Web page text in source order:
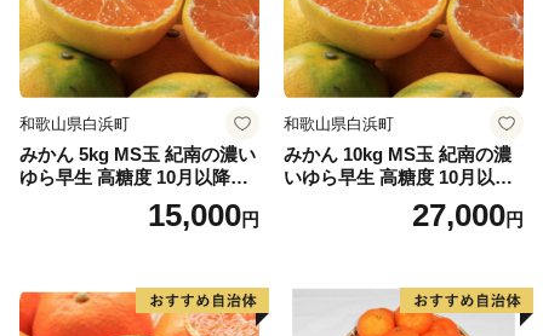
和歌山県白浜町
みかん 5kg MS玉 紀南の濃い
ゆら早生 高糖度 10月以降発
送 マルチ被覆栽培15,000円
和歌山県白浜町
みかん 10kg MS玉 紀南の濃
いゆら早生 高糖度 10月以降
発送 マルチ被覆栽培27,000円